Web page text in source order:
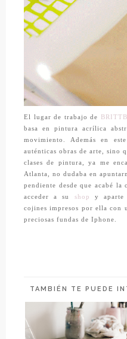
El lugar de trabajo de
basa en pintura acrílica
movimiento. Además en
auténticas obras de arte, sino
clases de pintura, ya me
Atlanta, no dudaba en
pendiente desde que acabé la
acceder a su shop y aparte
cojines impresos por ella con
preciosas fundas de Iphone.
TAMBIÉN TE PUEDE